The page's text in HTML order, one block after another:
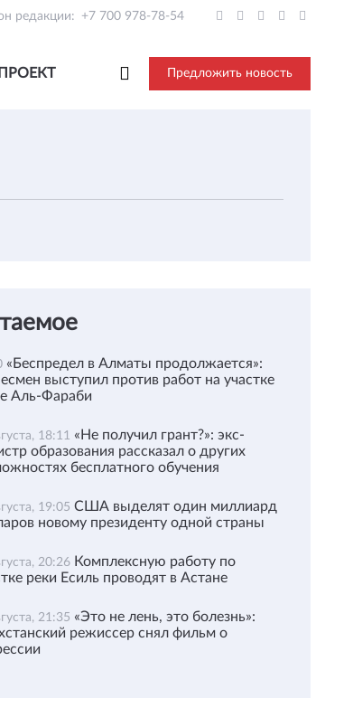
редакции: +7 700 978-78-54
Предложить новость
«Беспредел в Алматы продолжается»:
выступил против работ на участке
Аль-Фараби
18:11 «Не получил грант?»: экс-
образования рассказал о других
бесплатного обучения
19:05 США выделят один миллиард
новому президенту одной страны
20:26 Комплексную работу по
реки Есиль проводят в Астане
21:35 «Это не лень, это болезнь»:
режиссер снял фильм о